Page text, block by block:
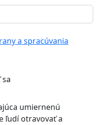
a spracúvania
umiernenú
ľudí otravovať a